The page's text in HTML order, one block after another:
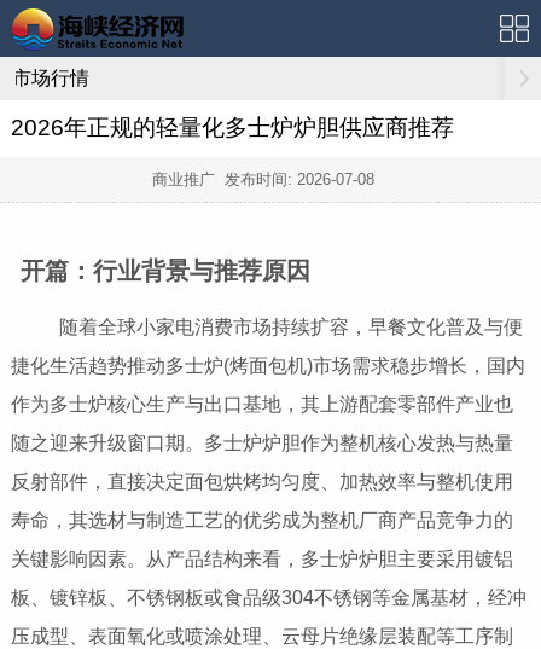
市场行情
2026年正规的轻量化多士炉炉胆供应商推荐
商业推广 发布时间: 2026-07-08
开篇：行业背景与推荐原因
随着全球小家电消费市场持续扩容，早餐文化普及与便
捷化生活趋势推动多士炉(烤面包机)市场需求稳步增长，国内
作为多士炉核心生产与出口基地，其上游配套零部件产业也
随之迎来升级窗口期。多士炉炉胆作为整机核心发热与热量
反射部件，直接决定面包烘烤均匀度、加热效率与整机使用
寿命，其选材与制造工艺的优劣成为整机厂商产品竞争力的
关键影响因素。从产品结构来看，多士炉炉胆主要采用镀铝
板、镀锌板、不锈钢板或食品级304不锈钢等金属基材，经冲
压成型、表面氧化或喷涂处理、云母片绝缘层装配等工序制